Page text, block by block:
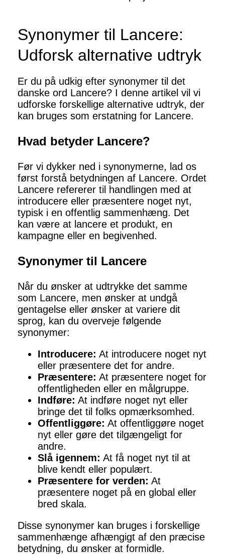
Synonymer til Lancere:
Udforsk alternative udtryk
Er du på udkig efter synonymer til det
danske ord Lancere? I denne artikel vil vi
udforske forskellige alternative udtryk, der
kan bruges som erstatning for Lancere.
Hvad betyder Lancere?
Før vi dykker ned i synonymerne, lad os
først forstå betydningen af Lancere. Ordet
Lancere refererer til handlingen med at
introducere eller præsentere noget nyt,
typisk i en offentlig sammenhæng. Det
kan være at lancere et produkt, en
kampagne eller en begivenhed.
Synonymer til Lancere
Når du ønsker at udtrykke det samme
som Lancere, men ønsker at undgå
gentagelse eller ønsker at variere dit
sprog, kan du overveje følgende
synonymer:
Introducere: At introducere noget nyt
eller præsentere det for andre.
Præsentere: At præsentere noget for
offentligheden eller en målgruppe.
Indføre: At indføre noget nyt eller
bringe det til folks opmærksomhed.
Offentliggøre: At offentliggøre noget
nyt eller gøre det tilgængeligt for
andre.
Slå igennem: At få noget nyt til at
blive kendt eller populært.
Præsentere for verden: At
præsentere noget på en global eller
bred skala.
Disse synonymer kan bruges i forskellige
sammenhænge afhængigt af den præcise
betydning, du ønsker at formidle.